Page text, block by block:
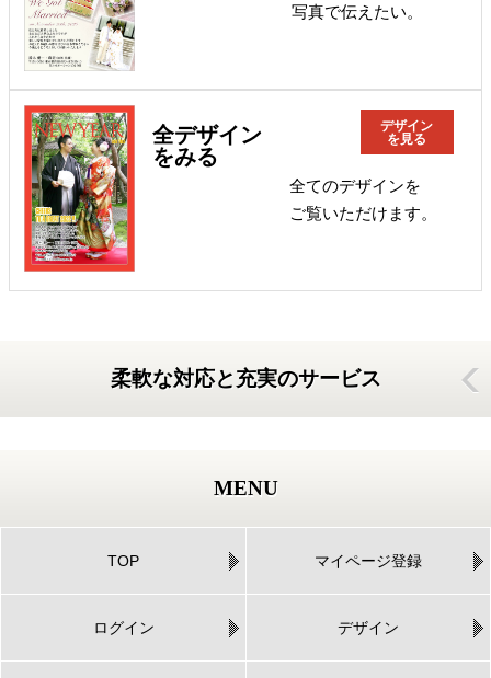
写真で伝えたい。
全デザイン
をみる
デザイン
を見る
全てのデザインを
ご覧いただけます。
柔軟な対応と充実のサービス
MENU
TOP マイページ登録
ログイン デザイン